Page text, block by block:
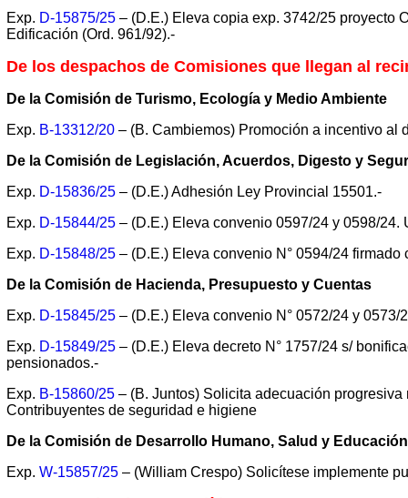
Exp. D-15875/25 – (D.E.) Eleva copia exp. 3742/25 proyecto
Edificación (Ord. 961/92).-
De los despachos de Comisiones que llegan al
De la Comisión de Turismo, Ecología y Medio Ambiente
Exp. B-13312/20 – (B. Cambiemos) Promoción a incentivo al
De la Comisión de Legislación, Acuerdos, Digesto y
Exp. D-15836/25 – (D.E.) Adhesión Ley Provincial 15501.-
Exp. D-15844/25 – (D.E.) Eleva convenio 0597/24 y 0598/24.
Exp. D-15848/25 – (D.E.) Eleva convenio N° 0594/24
De la Comisión de Hacienda, Presupuesto y Cuentas
Exp. D-15845/25 – (D.E.) Eleva convenio N° 0572/24 y 0573/
Exp. D-15849/25 – (D.E.) Eleva decreto N° 1757/24 s/
pensionados.-
Exp. B-15860/25 – (B. Juntos) Solicita adecuación
Contribuyentes de seguridad e higiene
De la Comisión de Desarrollo Humano, Salud y Educación
Exp. W-15857/25 – (William Crespo) Solicítese implemente